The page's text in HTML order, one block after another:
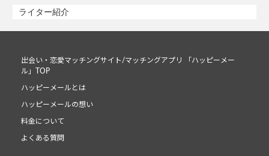
ライター紹介
出会い・恋愛マッチングサイト/マッチングアプリ 「ハッピーメー
ル」TOP
ハッピーメールとは
ハッピーメールの想い
料金について
よくある質問